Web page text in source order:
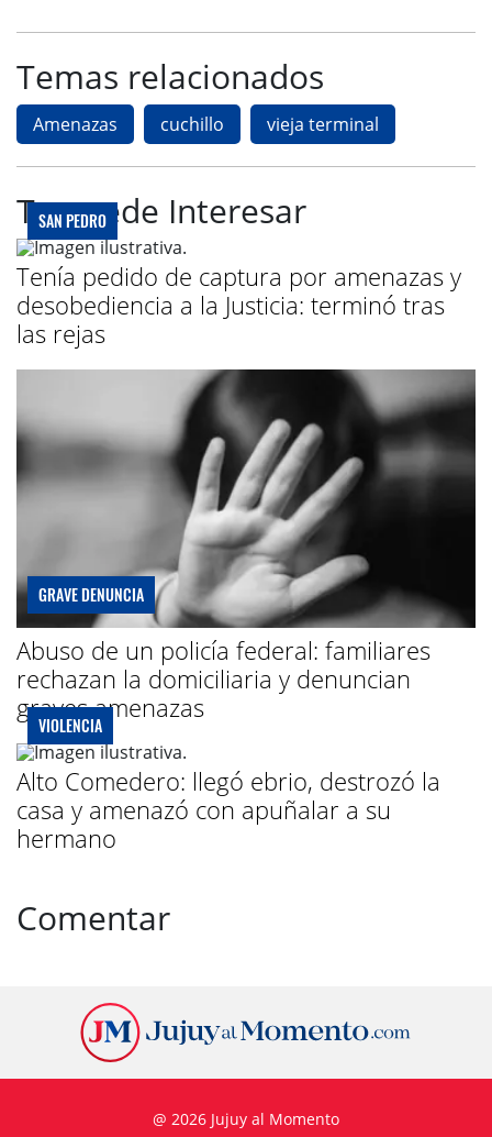
Temas relacionados
Amenazas cuchillo vieja terminal
Te puede Interesar
SAN PEDRO
Tenía pedido de captura por amenazas y
desobediencia a la Justicia: terminó tras
las rejas
GRAVE DENUNCIA
Abuso de un policía federal: familiares
rechazan la domiciliaria y denuncian
graves amenazas
VIOLENCIA
Alto Comedero: llegó ebrio, destrozó la
casa y amenazó con apuñalar a su
hermano
Comentar
@ 2026 Jujuy al Momento